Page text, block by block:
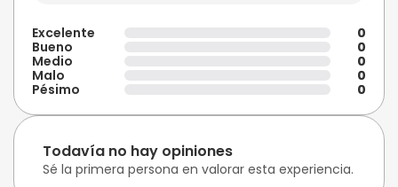
Excelente
0
Bueno
0
Medio
0
Malo
0
Pésimo
0
Todavía no hay opiniones
Sé la primera persona en valorar esta experiencia.